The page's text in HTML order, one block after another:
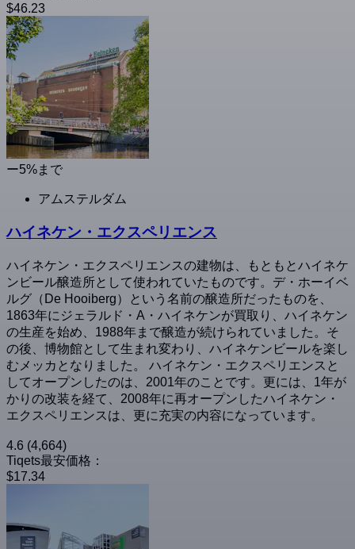
$46.23
ー5%まで
アムステルダム
ハイネケン・エクスペリエンス
ハイネケン・エクスペリエンスの建物は、もともとハイネケ
ンビール醸造所として使われていたものです。デ・ホーイベ
ルグ（De Hooiberg）という名前の醸造所だったものを、
1863年にジェラルド・A・ハイネケンが買取り、ハイネケン
の生産を始め、1988年まで醸造が続けられていました。そ
の後、博物館として生まれ変わり、ハイネケンビールを楽し
むメッカとなりました。 ハイネケン・エクスペリエンスと
してオープンしたのは、2001年のことです。更には、1年が
かりの改装を経て、2008年に再オープンしたハイネケン・
エクスペリエンスは、更に充実の内容になっています。
4.6 (4,664)
Tiqets最安価格：
$17.34